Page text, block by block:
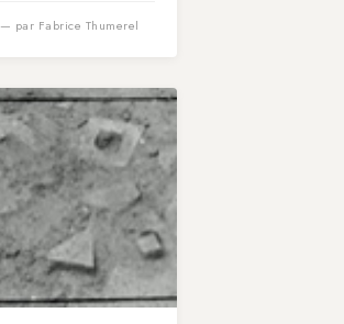
— par Fabrice Thumerel